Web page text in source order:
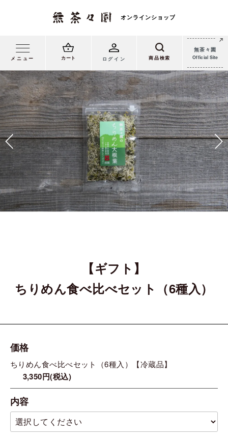
メニュー カート ログイン
無茶々園
Official Site
【ギフト】
ちりめん食べ比べセット（6種入）
価格
ちりめん食べ比べセット（6種入）【冷蔵品】
3,350円(税込)
内容